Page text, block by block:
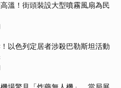
溫！街頭裝設大型噴霧風扇為民
以色列定居者涉殺巴勒斯坦活動